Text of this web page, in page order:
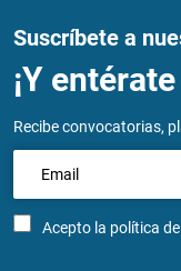
Suscríbete a
¡Y
Recibe convocatorias,
Acepto la política